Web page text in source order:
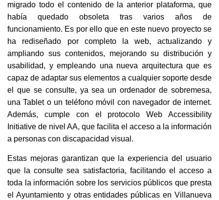
migrado todo el contenido de la anterior plataforma, que
había quedado obsoleta tras varios años de
funcionamiento. Es por ello que en este nuevo proyecto se
ha rediseñado por completo la web, actualizando y
ampliando sus contenidos, mejorando su distribución y
usabilidad, y empleando una nueva arquitectura que es
capaz de adaptar sus elementos a cualquier soporte desde
el que se consulte, ya sea un ordenador de sobremesa,
una Tablet o un teléfono móvil con navegador de internet.
Además, cumple con el protocolo Web Accessibility
Initiative de nivel AA, que facilita el acceso a la información
a personas con discapacidad visual.
Estas mejoras garantizan que la experiencia del usuario
que la consulte sea satisfactoria, facilitando el acceso a
toda la información sobre los servicios públicos que presta
el Ayuntamiento y otras entidades públicas en Villanueva